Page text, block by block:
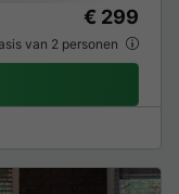
€ 299
van 2 personen